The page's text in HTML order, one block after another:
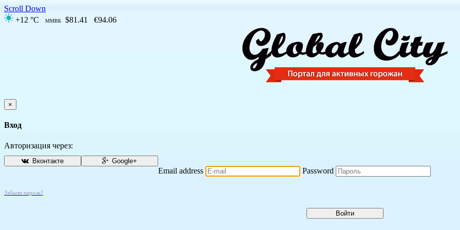
Scroll Down
+12 °C
ММВБ $81.41 €94.06
×
Вход
Авторизация через:
Вконтакте Google+
Email address Password
Забыли пароль?
Войти